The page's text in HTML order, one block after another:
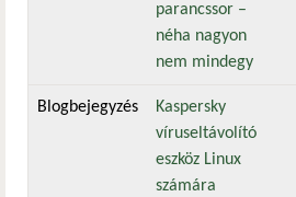
parancssor –
néha nagyon
nem mindegy
Blogbejegyzés
Kaspersky
víruseltávolító
eszköz Linux
számára